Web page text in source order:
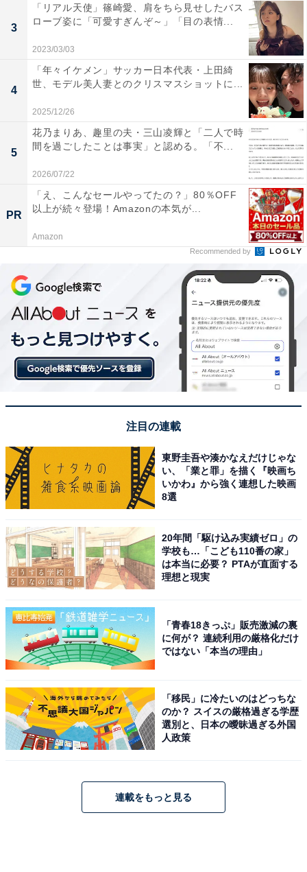
3
「リアル天使」篠崎愛、肩をちら見せしたバス
ローブ姿に「可愛すぎんぞ～」「目の表情...
2023/03/03
4
「年々イケメン」サッカー日本代表・上田綺
世、モデル美人妻とのクリスマスショットに...
2025/12/26
5
花乃まりあ、趣里の夫・三山凌輝と「二人で時
間を過ごしたことは事実」と認める。「不...
2026/07/22
PR
「え、こんなセールやってたの？」80％OFF
以上が続々登場！Amazonの本気が...
Amazon
Recommended by
注目の連載
東野圭吾や湊かなえだけじゃな
い、「業と罪」を描く『映画ち
いかわ』から強く連想した映画
8選
20年間「駆け込み実績ゼロ」の
学校も…「こども110番の家」
は本当に必要？ PTAが直面する
理想と現実
「青春18きっぷ」販売激減の裏
に何が？ 連続利用の厳格化だけ
ではない「本当の理由」
「移民」に冷たいのはどっちな
のか？ スイスの厳格過ぎる学歴
選別と、日本の曖昧過ぎる外国
人政策
連載をもっと見る